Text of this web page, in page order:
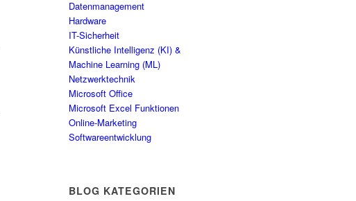
Datenmanagement
Hardware
IT-Sicherheit
Künstliche Intelligenz (KI) &
Machine Learning (ML)
Netzwerktechnik
Microsoft Office
Microsoft Excel Funktionen
Online-Marketing
Softwareentwicklung
BLOG KATEGORIEN